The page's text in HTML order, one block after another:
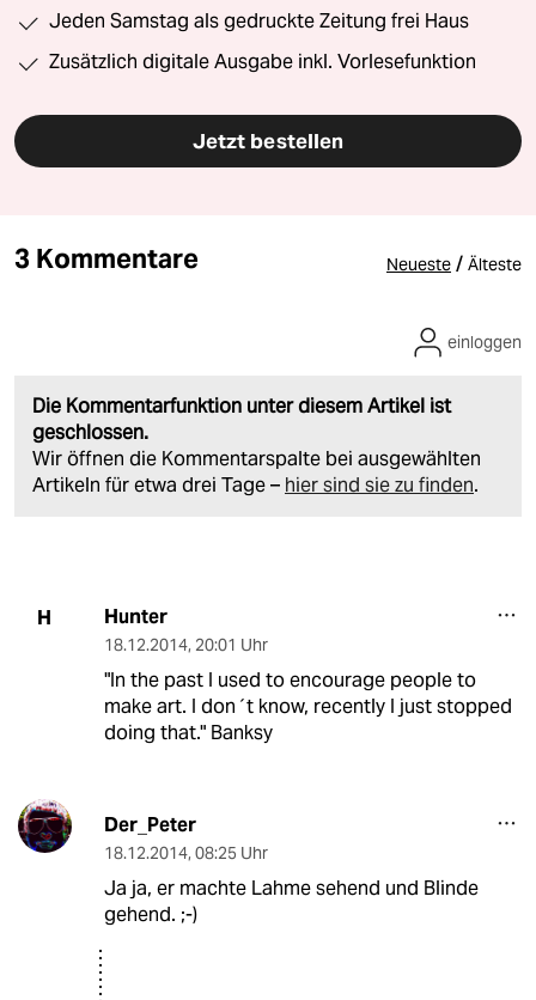
Jeden Samstag als gedruckte Zeitung frei Haus
Zusätzlich digitale Ausgabe inkl. Vorlesefunktion
Jetzt bestellen
3 Kommentare Neueste / Älteste
Die Kommentarfunktion unter diesem Artikel ist
geschlossen.
Wir öffnen die Kommentarspalte bei ausgewählten
Artikeln für etwa drei Tage – hier sind sie zu finden.
einloggen
H Hunter
18.12.2014, 20:01 Uhr
"In the past I used to encourage people to
make art. I don´t know, recently I just stopped
doing that." Banksy
Der_Peter
18.12.2014, 08:25 Uhr
Ja ja, er machte Lahme sehend und Blinde
gehend. ;-)